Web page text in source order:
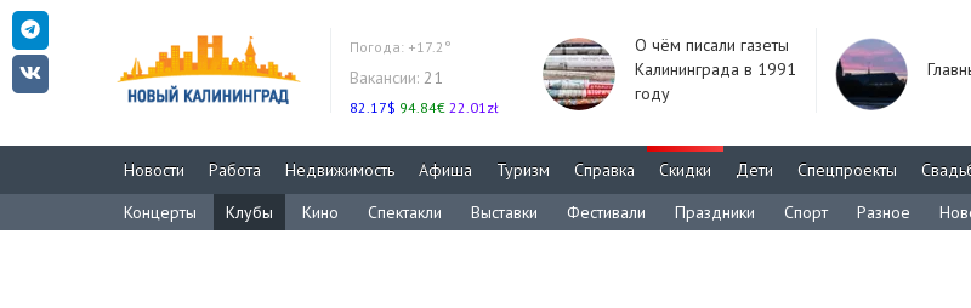
Погода: +17.2°
Вакансии: 21
82.17$ 94.84€ 22.01zł
О чём писали газеты
Калининграда в 1991
году
Новости Работа Недвижимость Афиша Туризм Справка Скидки Дети Спецпроекты
Концерты
Клубы Кино Спектакли Выставки Фестивали Праздники Спорт Разное